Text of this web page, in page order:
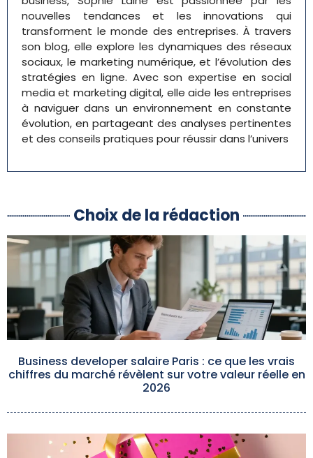
nouvelles tendances et les innovations qui
transforment le monde des entreprises. À travers
son blog, elle explore les dynamiques des réseaux
sociaux, le marketing numérique, et l’évolution des
stratégies en ligne. Avec son expertise en social
media et marketing digital, elle aide les entreprises
à naviguer dans un environnement en constante
évolution, en partageant des analyses pertinentes
et des conseils pratiques pour réussir dans l’univers
Choix de la rédaction
Business developer salaire Paris : ce que les vrais
chiffres du marché révèlent sur votre valeur réelle en
2026